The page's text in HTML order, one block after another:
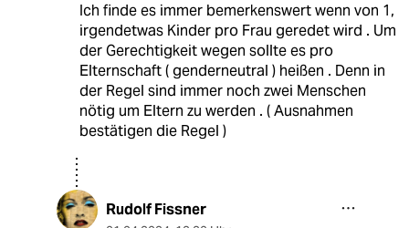
Ich finde es immer bemerkenswert wenn von 1,
irgendetwas Kinder pro Frau geredet wird . Um
der Gerechtigkeit wegen sollte es pro
Elternschaft ( genderneutral ) heißen . Denn in
der Regel sind immer noch zwei Menschen
nötig um Eltern zu werden . ( Ausnahmen
bestätigen die Regel )
Rudolf Fissner